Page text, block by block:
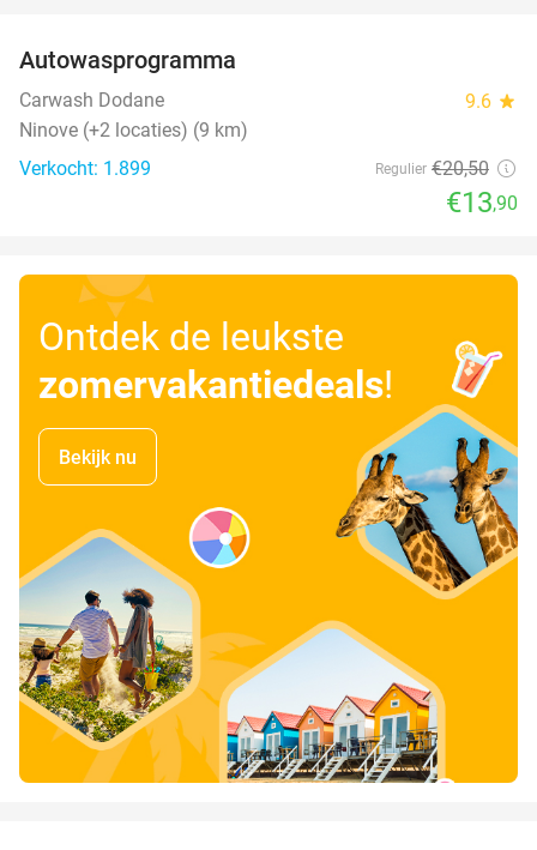
Autowasprogramma
Carwash Dodane 9.6 star
Ninove (+2 locaties) (9 km)
Verkocht: 1.899
Regulier €20,50
€13,90
Ontdek de leukste
zomervakantiedeals!
Bekijk nu